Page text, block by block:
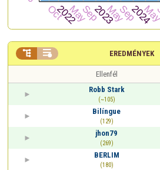
EREDMÉNYEK
 
Ellenfél
Robb Stark
(~105)
Bilíngue
(129)
jhon79
(269)
BERLIM
(180)